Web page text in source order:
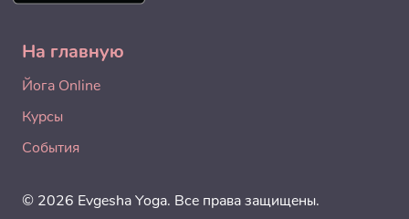
На главную
Йога Online
Курсы
События
© 2026 Evgesha Yoga. Все права защищены.